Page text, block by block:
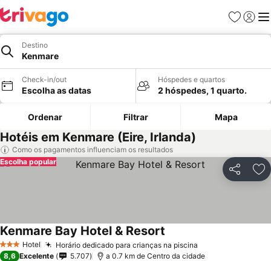
Favoritos
Iniciar
Destino
Kenmare
Check-in/out
Escolha as datas
Hóspedes e quartos
2 hóspedes, 1 quarto.
Ordenar Filtrar Mapa
Hotéis em Kenmare (Eire, Irlanda)
Como os pagamentos influenciam os resultados
Partilhar
Escolha popular
3 EstrelasHotel Horário dedicado para crianças na piscina
Kenmare Bay Hotel & Resort
8,6 Excelente 5.707 a 0.7 km de Centro da cidade